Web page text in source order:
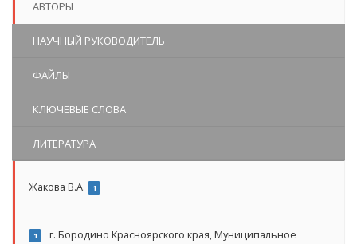
АВТОРЫ
НАУЧНЫЙ РУКОВОДИТЕЛЬ
ФАЙЛЫ
КЛЮЧЕВЫЕ СЛОВА
ЛИТЕРАТУРА
Жакова В.А. 1
1
г. Бородино Красноярского края, Муниципальное